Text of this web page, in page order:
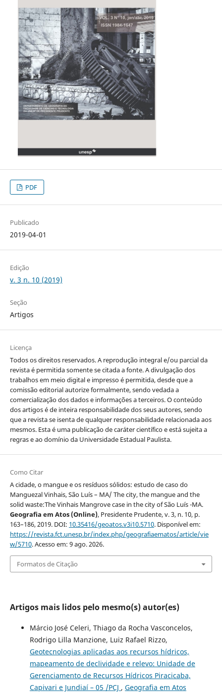
PDF
Publicado
2019-04-01
Edição
v. 3 n. 10 (2019)
Seção
Artigos
Licença
Todos os direitos reservados. A reprodução integral e/ou parcial da
revista é permitida somente se citada a fonte. A divulgação dos
trabalhos em meio digital e impresso é permitida, desde que a
comissão editorial autorize formalmente, sendo vedada a
comercialização dos dados e informações a terceiros. O conteúdo
dos artigos é de inteira responsabilidade dos seus autores, sendo
que a revista se isenta de qualquer responsabilidade relacionada aos
mesmos. Esta é uma publicação de caráter científico e está sujeita a
regras e ao domínio da Universidade Estadual Paulista.
Como Citar
A cidade, o mangue e os resíduos sólidos: estudo de caso do
Manguezal Vinhais, São Luís – MA/ The city, the mangue and the
solid waste:The Vinhais Mangrove case in the city of São Luís -MA.
Geografia em Atos (Online), Presidente Prudente, v. 3, n. 10, p.
163–186, 2019. DOI: 10.35416/geoatos.v3i10.5710. Disponível em:
https://revista.fct.unesp.br/index.php/geografiaematos/article/vie
w/5710. Acesso em: 9 ago. 2026.
Formatos de Citação
Artigos mais lidos pelo mesmo(s) autor(es)
Márcio José Celeri, Thiago da Rocha Vasconcelos,
Rodrigo Lilla Manzione, Luiz Rafael Rizzo,
Geotecnologias aplicadas aos recursos hídricos,
mapeamento de declividade e relevo: Unidade de
Gerenciamento de Recursos Hídricos Piracicaba,
Capivari e Jundiaí – 05 /PCJ , Geografia em Atos